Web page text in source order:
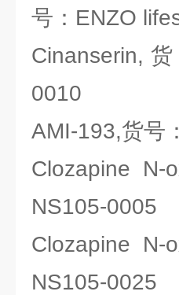
号：ENZO
Cinanserin,
0010
AMI-193,货号
Clozapine N-
NS105-0005
Clozapine N-
NS105-0025